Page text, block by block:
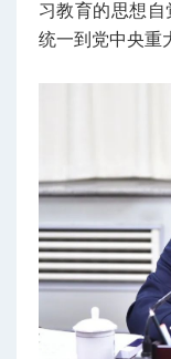
习教育的思想
统一到党中央重